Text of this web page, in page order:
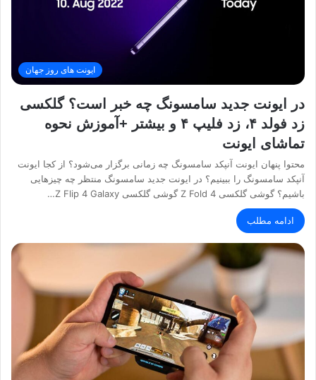
ایونت های روز جهان
در ایونت جدید سامسونگ چه خبر است؟ گلکسی
زد فولد ۴، زد فلیپ ۴ و بیشتر +آموزش نحوه
تماشای ایونت
محتوا پنهان ایونت آنپکد سامسونگ چه زمانی برگزار می‌شود؟ از کجا ایونت
آنپکد سامسونگ را ببینیم؟ در ایونت جدید سامسونگ منتظر چه چیزهایی
باشیم؟ گوشی گلکسی Z Fold 4 گوشی گلکسی Z Flip 4 Galaxy…
ادامه مطلب